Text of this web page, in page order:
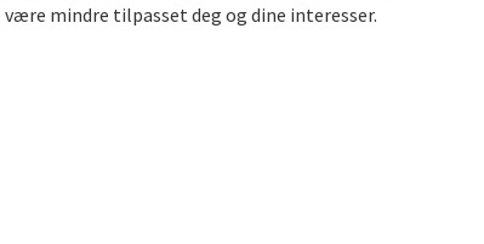
mindre tilpasset deg og dine interesser.